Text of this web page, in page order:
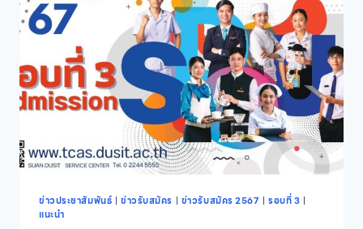
ศึกษา
หลักสูตร
ประกาศนียบัตร
บัณฑิต
สาขา
วิชา
ล่าม
ภาษา
มือ
(รุ่น
6)
ข่าวประชาสัมพันธ์ | ข่าวรับสมัคร | ข่าวรับสมัคร 2567 |รอบที่ 3 |
แนะนำ